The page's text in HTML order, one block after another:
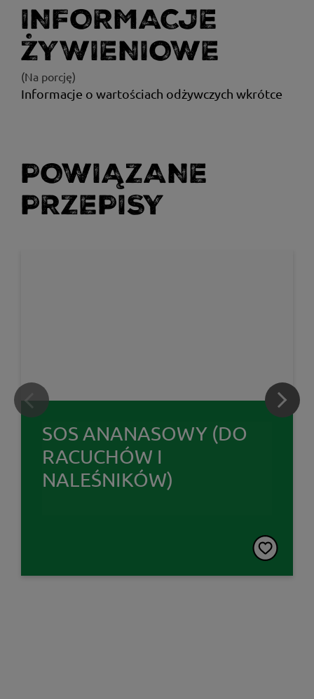
INFORMACJE
ŻYWIENIOWE
(Na porcję)
Informacje o wartościach odżywczych wkrótce
POWIĄZANE
PRZEPISY
SOS ANANASOWY (DO
RACUCHÓW I
NALEŚNIKÓW)